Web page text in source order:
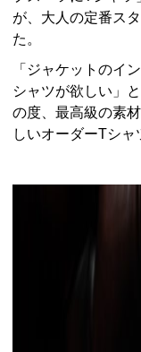
が、大人の定番ス
た。
「ジャケットのイ
シャツが欲しい」
の度、最高級の素
しいオーダーTシャ